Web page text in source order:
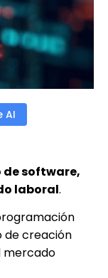
AI
software,
laboral.
de creación
mercado